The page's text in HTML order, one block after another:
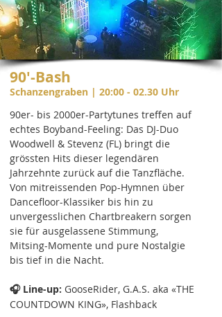
90'-Bash
Schanzengraben | 20:00 - 02.30 Uhr
90er- bis 2000er-Partytunes treffen auf
echtes Boyband-Feeling: Das DJ-Duo
Woodwell & Stevenz (FL) bringt die
grössten Hits dieser legendären
Jahrzehnte zurück auf die Tanzfläche.
Von mitreissenden Pop-Hymnen über
Dancefloor-Klassiker bis hin zu
unvergesslichen Chartbreakern sorgen
sie für ausgelassene Stimmung,
Mitsing-Momente und pure Nostalgie
bis tief in die Nacht.
🎧 Line-up: GooseRider, G.A.S. aka «THE
COUNTDOWN KING», Flashback